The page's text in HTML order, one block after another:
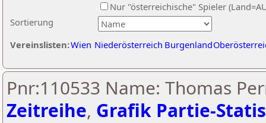
Sortierung
Nur "österreichische" Spieler
Vereinslisten:Wien Niederösterreich Burgenland
Pnr:110533 Name: Thomas
Zeitreihe, Grafik Partie-